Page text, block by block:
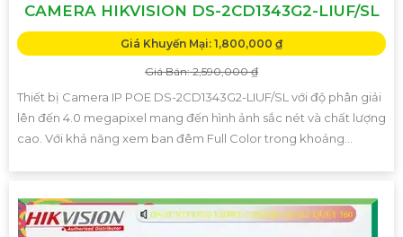
CAMERA HIKVISION DS-2CD1343G2-LIUF/SL
Giá Khuyến Mại: 1,800,000 ₫
Giá Bán: 2,590,000 ₫
Thiết bị Camera IP POE DS-2CD1343G2-LIUF/SL với độ phân giải
lên đến 4.0 megapixel mang đến hình ảnh sắc nét và chất lượng
cao. Với khả năng xem ban đêm Full Color trong khoảng...